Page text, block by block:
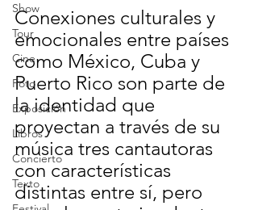
Show
Tour
Cine
Foto
Exposición
Libros
Concierto
Texto
Conexiones culturales y
emocionales entre países
como México, Cuba y
Puerto Rico son parte de
la identidad que
proyectan a través de su
música tres cantautoras
con características
distintas entre sí, pero